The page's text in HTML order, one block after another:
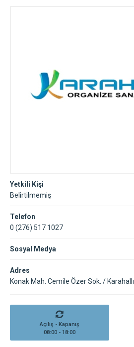
Yetkili Kişi
Belirtilmemiş
Telefon
0 (276) 517 1027
Sosyal Medya
Adres
Konak Mah. Cemile Özer Sok. / Karahallı
Açılış - Kapanış
08:00 - 18:00